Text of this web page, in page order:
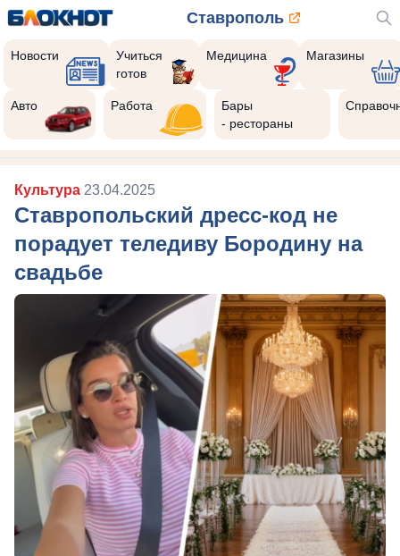
Ставрополь
Новости
Учиться
готов
Медицина Магазины
Авто Работа
Бары
- рестораны
Культура 23.04.2025
Ставропольский дресс-код не
порадует теледиву Бородину на
свадьбе